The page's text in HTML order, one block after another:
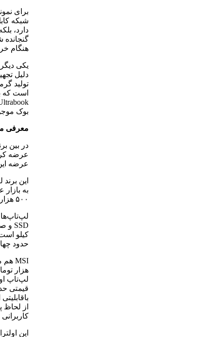
برای
شبکه
گنجانده
هنگام
یکی
دلیل
تولید
است
بوک موجودر
معرفی
عرضه
۵۰۰ هزار تومان به بازار عرضه کرده است.
حدود چهار میلیون و ۵۰۰ تا
لپ‌تاپ
از